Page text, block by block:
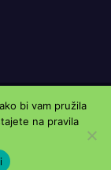
byThemeansar.
privatnosti
bi vam pružila
na pravila